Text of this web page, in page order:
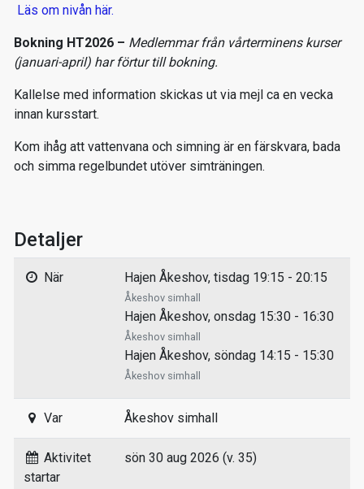
Läs om nivån här.
Bokning HT2026 – Medlemmar från vårterminens kurser
(januari-april) har förtur till bokning.
Kallelse med information skickas ut via mejl ca en vecka
innan kursstart.
Kom ihåg att vattenvana och simning är en färskvara, bada
och simma regelbundet utöver simträningen.
Detaljer
När Hajen Åkeshov, tisdag 19:15 - 20:15
Åkeshov simhall
Hajen Åkeshov, onsdag 15:30 - 16:30
Åkeshov simhall
Hajen Åkeshov, söndag 14:15 - 15:30
Åkeshov simhall
Var Åkeshov simhall
Aktivitet
startar
sön 30 aug 2026 (v. 35)